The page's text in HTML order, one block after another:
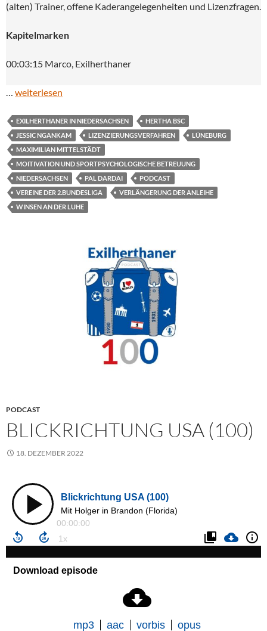
(alten) Trainer, offene Kaderangelegenheiten und Lizenzfragen.
Kapitelmarken
00:03:15 Marco, Exilherthaner
… weiterlesen
EXILHERTHANER IN NIEDERSACHSEN
HERTHA BSC
JESSIC NGANKAM
LIZENZIERUNGSVERFAHREN
LÜNEBURG
MAXIMILIAN MITTELSTÄDT
MOITIVATION UND SPORTPSYCHOLOGISCHE BETREUUNG
NIEDERSACHSEN
PAL DARDAI
PODCAST
VEREINE DER 2.BUNDESLIGA
VERLÄNGERUNG DER ANLEIHE
WINSEN AN DER LUHE
PODCAST
BLICKRICHTUNG USA (100)
18. DEZEMBER 2022